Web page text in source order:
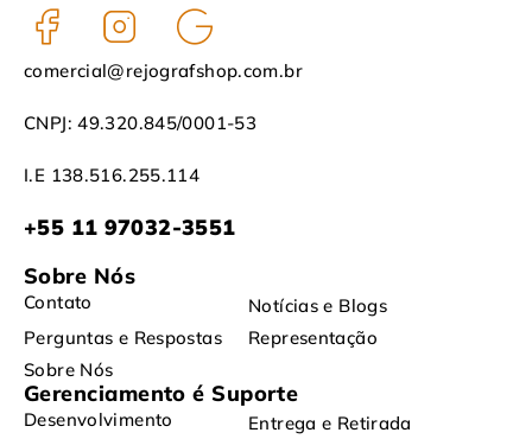
comercial@rejografshop.com.br
CNPJ: 49.320.845/0001-53
I.E 138.516.255.114
+55 11 97032-3551
Sobre Nós
Contato
Notícias e Blogs
Perguntas e Respostas
Representação
Sobre Nós
Gerenciamento é Suporte
Desenvolvimento Entrega e Retirada